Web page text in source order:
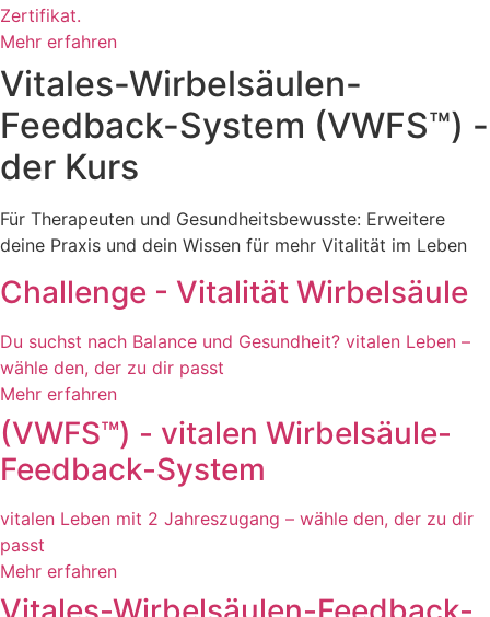
Zertifikat.
Mehr erfahren
Vitales-Wirbelsäulen-
Feedback-System (VWFS™) -
der Kurs
Für Therapeuten und Gesundheitsbewusste: Erweitere
deine Praxis und dein Wissen für mehr Vitalität im Leben
Challenge - Vitalität Wirbelsäule
Du suchst nach Balance und Gesundheit? vitalen Leben –
wähle den, der zu dir passt
Mehr erfahren
(VWFS™) - vitalen Wirbelsäule-
Feedback-System
vitalen Leben mit 2 Jahreszugang – wähle den, der zu dir
passt
Mehr erfahren